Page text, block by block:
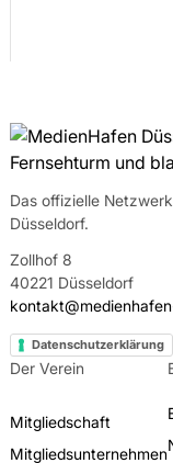
Das offizielle
Düsseldorf.
Zollhof 8
40221 Düsseldorf
Datenschutzerklärung
Der Verein
Mitgliedschaft
Mitgliedsunternehmen